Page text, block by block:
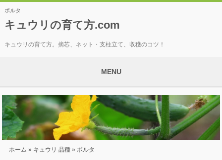
ボルタ
キュウリの育て方.com
キュウリの育て方。摘芯、ネット・支柱立て、収穫のコツ！
MENU
ホーム » キュウリ 品種» ボルタ